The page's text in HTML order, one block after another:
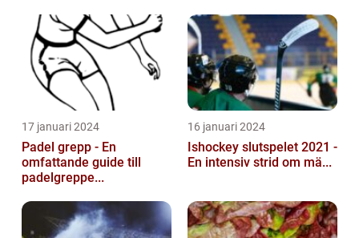
17 januari 2024
Padel grepp - En
omfattande guide till
padelgreppe...
16 januari 2024
Ishockey slutspelet 2021 -
En intensiv strid om mä...